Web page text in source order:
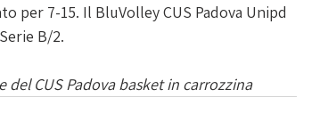
per 7-15. Il BluVolley CUS Padova Unipd
B/2.
CUS Padova basket in carrozzina